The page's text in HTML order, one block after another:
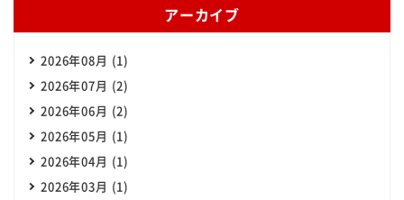
アーカイブ
2026年08月 (1)
2026年07月 (2)
2026年06月 (2)
2026年05月 (1)
2026年04月 (1)
2026年03月 (1)